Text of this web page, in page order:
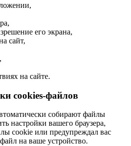
его экрана,
сайт,
на сайте.
cookies-файлов
собирают файлы
настройки вашего браузера,
cookie или предупреждал вас
на ваше устройство.